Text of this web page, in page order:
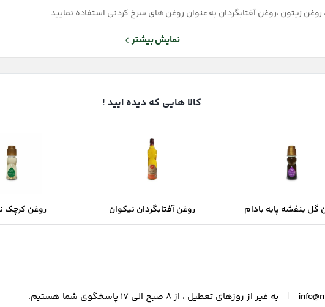
روغن زیتون ،روغن آفتابگردان به عنوان روغن های سرخ کردنی استفاده نمایید
نمایش بیشتر
کالا هایی که دیده ایید !
گل بنفشه پایه بادام
شیرین نیکوان
روغن آفتابگردان نیکوان روغن کرچک
به غیر از روزهای تعطیل ، از 8 صبح الی 17 پاسخگوی شما هستیم.